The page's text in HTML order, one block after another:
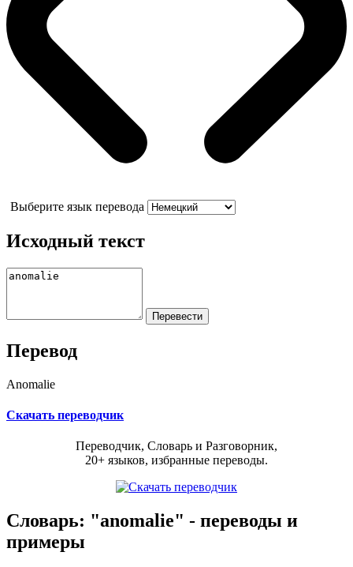
Выберите язык перевода
Исходный текст
Перевод
Anomalie
Скачать переводчик
Переводчик, Словарь и Разговорник,
20+ языков, избранные переводы.
Словарь: "anomalie" - переводы и
примеры